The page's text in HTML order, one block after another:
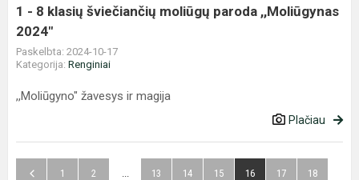
,,Moliūgynas
2024"
1 - 8 klasių šviečiančių moliūgų paroda ,,Moliūgynas
2024"
Paskelbta: 2024-10-17
Kategorija: Renginiai
,,Moliūgyno" žavesys ir magija
Plačiau
1 2 ... 13 14 15 16 17 18